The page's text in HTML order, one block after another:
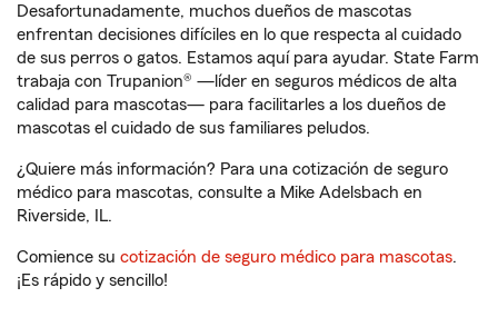
Desafortunadamente, muchos dueños de mascotas
enfrentan decisiones difíciles en lo que respecta al cuidado
de sus perros o gatos. Estamos aquí para ayudar. State Farm
trabaja con Trupanion® —líder en seguros médicos de alta
calidad para mascotas— para facilitarles a los dueños de
mascotas el cuidado de sus familiares peludos.
¿Quiere más información? Para una cotización de seguro
médico para mascotas, consulte a Mike Adelsbach en
Riverside, IL.
Comience su cotización de seguro médico para mascotas.
¡Es rápido y sencillo!